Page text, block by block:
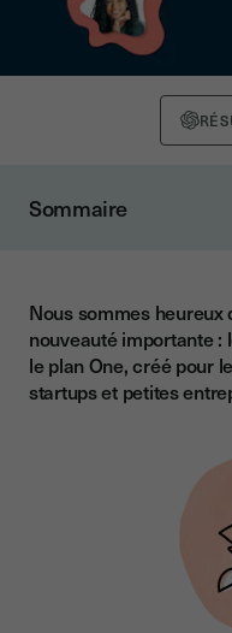
Sommaire
Un nouveau plan
Ne perdez plus de
Nous sommes
nouveauté importante :
le plan One, créé pour
startups et petites